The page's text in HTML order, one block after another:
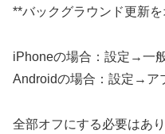
**バックグラウンド更新
iPhoneの場合：設定→一
Androidの場合：設定→ア
全部オフにする必要はあ